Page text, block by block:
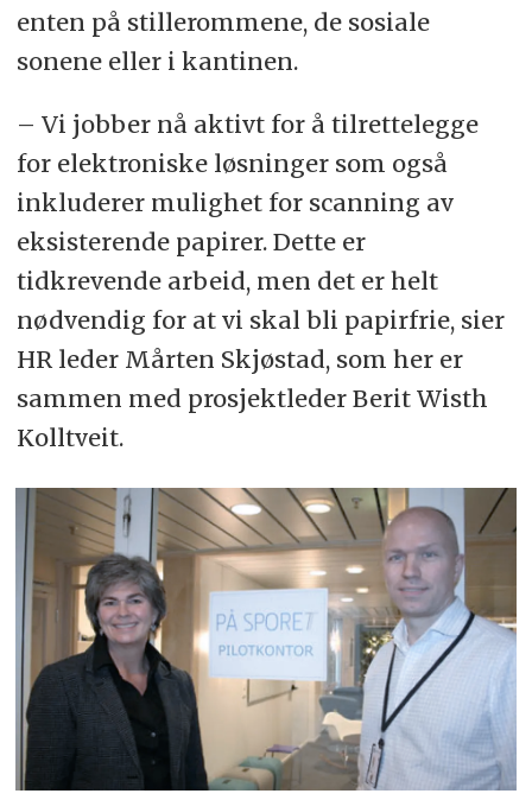
enten på stillerommene, de sosiale
sonene eller i kantinen.
– Vi jobber nå aktivt for å tilrettelegge
for elektroniske løsninger som også
inkluderer mulighet for scanning av
eksisterende papirer. Dette er
tidkrevende arbeid, men det er helt
nødvendig for at vi skal bli papirfrie, sier
HR leder Mårten Skjøstad, som her er
sammen med prosjektleder Berit Wisth
Kolltveit.